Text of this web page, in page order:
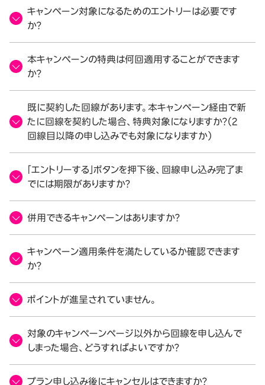
キャンペーン対象になるためのエントリーは必要です
か？
本キャンペーンの特典は何回適用することができます
か？
既に契約した回線があります。本キャンペーン経由で新
たに回線を契約した場合、特典対象になりますか？（2
回線目以降の申し込みでも対象になりますか）
「エントリーする」ボタンを押下後、回線申し込み完了ま
でには期限がありますか？
併用できるキャンペーンはありますか？
キャンペーン適用条件を満たしているか確認できます
か？
ポイントが進呈されていません。
対象のキャンペーンページ以外から回線を申し込んで
しまった場合、どうすればよいですか？
プラン申し込み後にキャンセルはできますか？